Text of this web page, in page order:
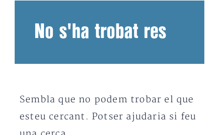
No s'ha trobat res
Sembla que no podem trobar el que
esteu cercant. Potser ajudaria si feu